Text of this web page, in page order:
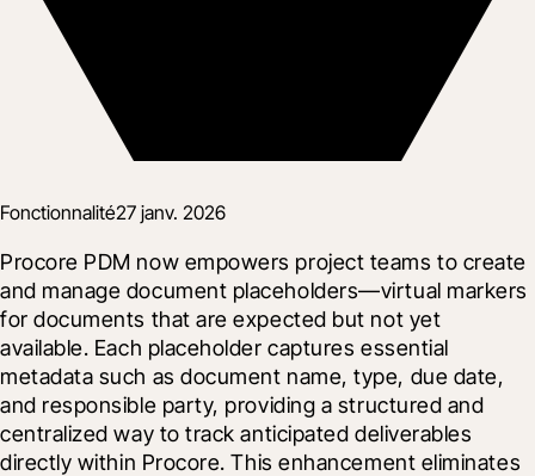
Fonctionnalité27 janv. 2026
Procore PDM now empowers project teams to create
and manage document placeholders—virtual markers
for documents that are expected but not yet
available. Each placeholder captures essential
metadata such as document name, type, due date,
and responsible party, providing a structured and
centralized way to track anticipated deliverables
directly within Procore. This enhancement eliminates